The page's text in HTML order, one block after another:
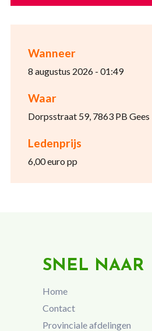
Wanneer
8 augustus 2026 - 01:49
Waar
Dorpsstraat 59, 7863 PB Gees
Ledenprijs
6,00 euro pp
SNEL NAAR
Home
Contact
Provinciale afdelingen